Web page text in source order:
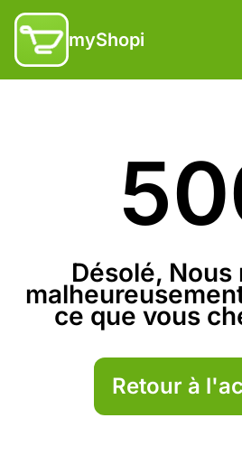
myShopi
Désolé,
ce que vous
Retour à